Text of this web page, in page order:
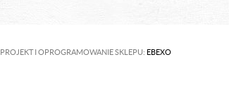
PROJEKT I OPROGRAMOWANIE SKLEPU: EBEXO